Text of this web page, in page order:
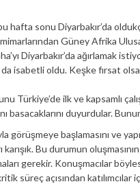
hafta sonu Diyarbakır’da
Güney Afrika
Diyarbakır’da ağırlamak
isabetli oldu. Keşke fırsat
Türkiye’de ilk ve kapsamlı
basacaklarını duyurdular.
görüşmeye başlamasını ve
Bu durumun
gerekir. Konuşmacılar
süreç açısından